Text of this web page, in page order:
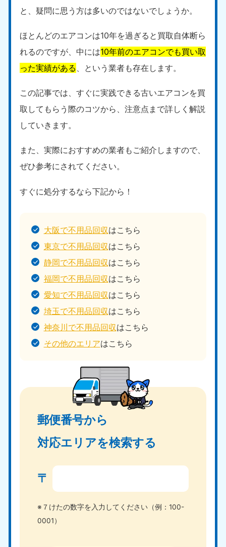
と、疑問に思う方は多いのではないでしょうか。
ほとんどのエアコンは10年を過ぎると買取自体断ら
れるのですが、中には10年前のエアコンでも買い取
った実績がある 、という業者も存在します。
この記事では、すぐに実践できる古いエアコンを買
取してもらう際のコツから、注意点まで詳しく解説
していきます。
また、実際におすすめの業者もご紹介しますので、
ぜひ参考にされてください。
すぐに処分するなら下記から！
大阪で不用品回収はこちら
東京で不用品回収はこちら
静岡で不用品回収はこちら
福岡で不用品回収はこちら
愛知で不用品回収はこちら
埼玉で不用品回収はこちら
神奈川で不用品回収はこちら
その他のエリアはこちら
郵便番号から
対応エリアを検索する
〒
※７けたの数字を入力してください（例：100-
0001）